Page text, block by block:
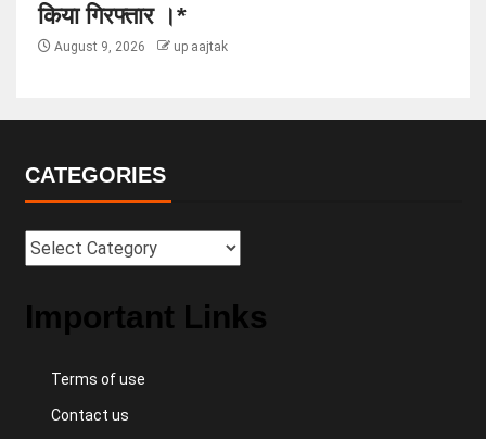
किया गिरफ्तार ।*
August 9, 2026 up aajtak
CATEGORIES
Important Links
Terms of use
Contact us